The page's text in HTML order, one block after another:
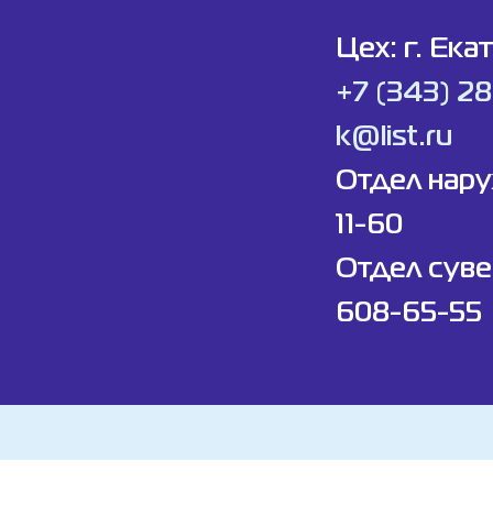
Цех: г.
+7 (343)
k@list.ru
Отдел
11-60
Отдел
608-65-55